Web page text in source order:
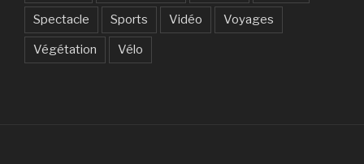
Spectacle Sports Vidéo Voyages
Végétation Vélo